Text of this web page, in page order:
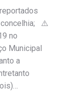
concelhia; ⚠️
no
Municipal
a